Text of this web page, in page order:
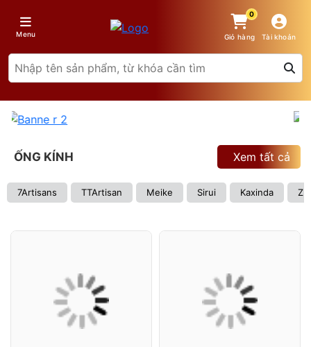
Menu
0
Giỏ hàng Tài khoản
ỐNG KÍNH
7Artisans TTArtisan Meike Sirui Kaxinda
Xem tất cả